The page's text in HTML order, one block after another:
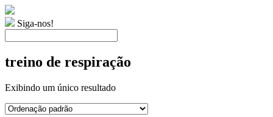
Siga-nos!
treino de respiração
Exibindo um único resultado